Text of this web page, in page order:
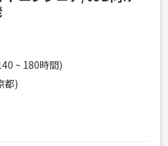
・対人コミュニケーション能
年以上
の開発経験
~ 180時間)
都)